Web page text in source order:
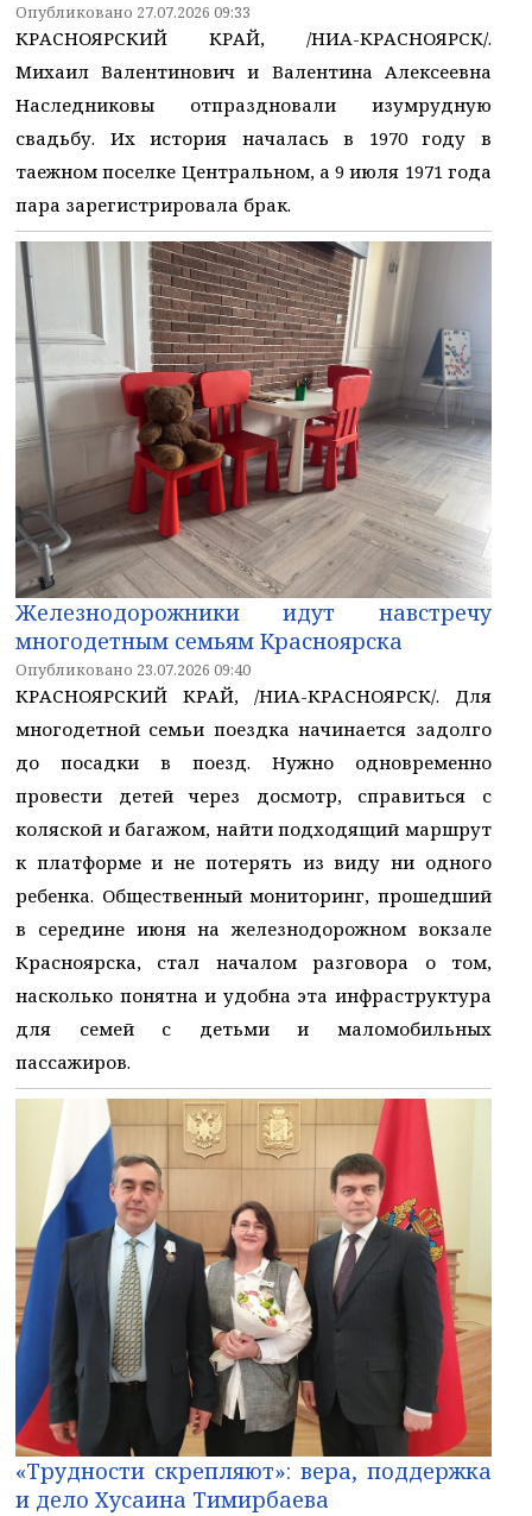
Опубликовано 27.07.2026 09:33
КРАСНОЯРСКИЙ КРАЙ, /НИА-КРАСНОЯРСК/.
Михаил Валентинович и Валентина Алексеевна
Наследниковы отпраздновали изумрудную
свадьбу. Их история началась в 1970 году в
таежном поселке Центральном, а 9 июля 1971 года
пара зарегистрировала брак.
Железнодорожники идут навстречу
многодетным семьям Красноярска
Опубликовано 23.07.2026 09:40
КРАСНОЯРСКИЙ КРАЙ, /НИА-КРАСНОЯРСК/. Для
многодетной семьи поездка начинается задолго
до посадки в поезд. Нужно одновременно
провести детей через досмотр, справиться с
коляской и багажом, найти подходящий маршрут
к платформе и не потерять из виду ни одного
ребенка. Общественный мониторинг, прошедший
в середине июня на железнодорожном вокзале
Красноярска, стал началом разговора о том,
насколько понятна и удобна эта инфраструктура
для семей с детьми и маломобильных
пассажиров.
«Трудности скрепляют»: вера, поддержка
и дело Хусаина Тимирбаева